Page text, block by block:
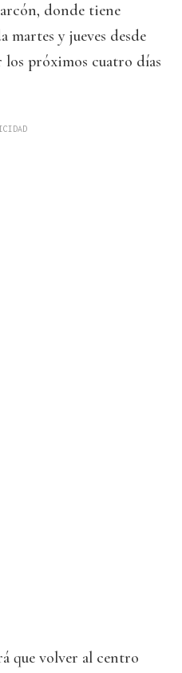
donde tiene
martes y jueves desde
los próximos cuatro días
que volver al centro